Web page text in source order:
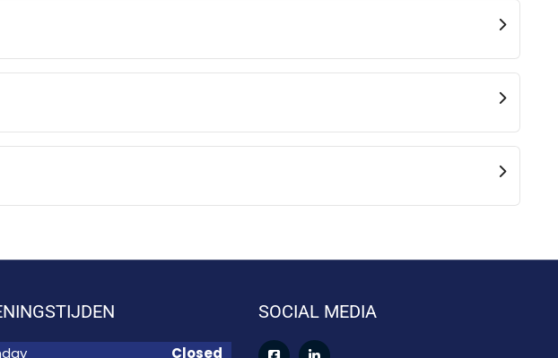
Closed
SOCIAL MEDIA